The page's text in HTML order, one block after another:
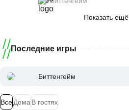
Показать ещё
Последние игры
Биттенгейм
ВсеДома В гостях